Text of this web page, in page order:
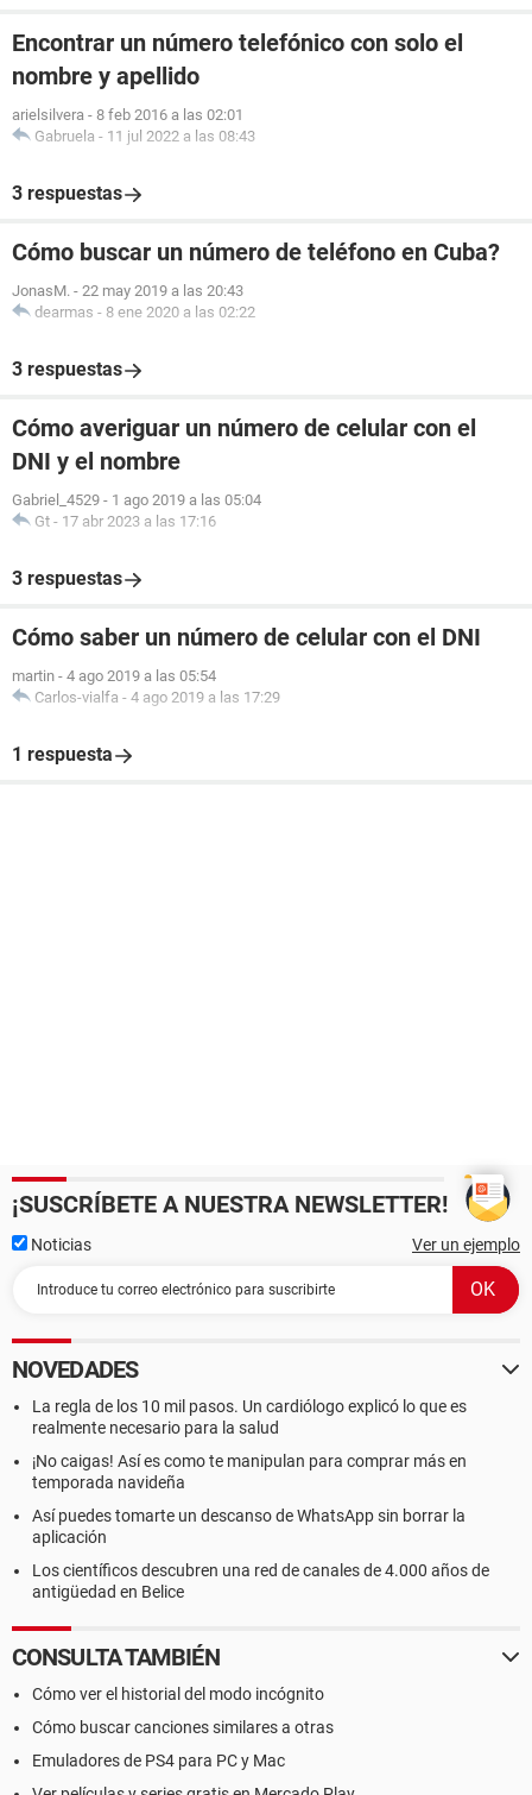
Encontrar un número telefónico con solo el
nombre y apellido
arielsilvera - 8 feb 2016 a las 02:01
Gabruela - 11 jul 2022 a las 08:43
3 respuestas
Cómo buscar un número de teléfono en Cuba?
JonasM. - 22 may 2019 a las 20:43
dearmas - 8 ene 2020 a las 02:22
3 respuestas
Cómo averiguar un número de celular con el
DNI y el nombre
Gabriel_4529 - 1 ago 2019 a las 05:04
Gt - 17 abr 2023 a las 17:16
3 respuestas
Cómo saber un número de celular con el DNI
martin - 4 ago 2019 a las 05:54
Carlos-vialfa - 4 ago 2019 a las 17:29
1 respuesta
¡SUSCRÍBETE A NUESTRA NEWSLETTER!
Noticias Ver un ejemplo
NOVEDADES
La regla de los 10 mil pasos. Un cardiólogo explicó lo que es
realmente necesario para la salud
¡No caigas! Así es como te manipulan para comprar más en
temporada navideña
Así puedes tomarte un descanso de WhatsApp sin borrar la
aplicación
Los científicos descubren una red de canales de 4.000 años de
antigüedad en Belice
CONSULTA TAMBIÉN
Cómo ver el historial del modo incógnito
Cómo buscar canciones similares a otras
Emuladores de PS4 para PC y Mac